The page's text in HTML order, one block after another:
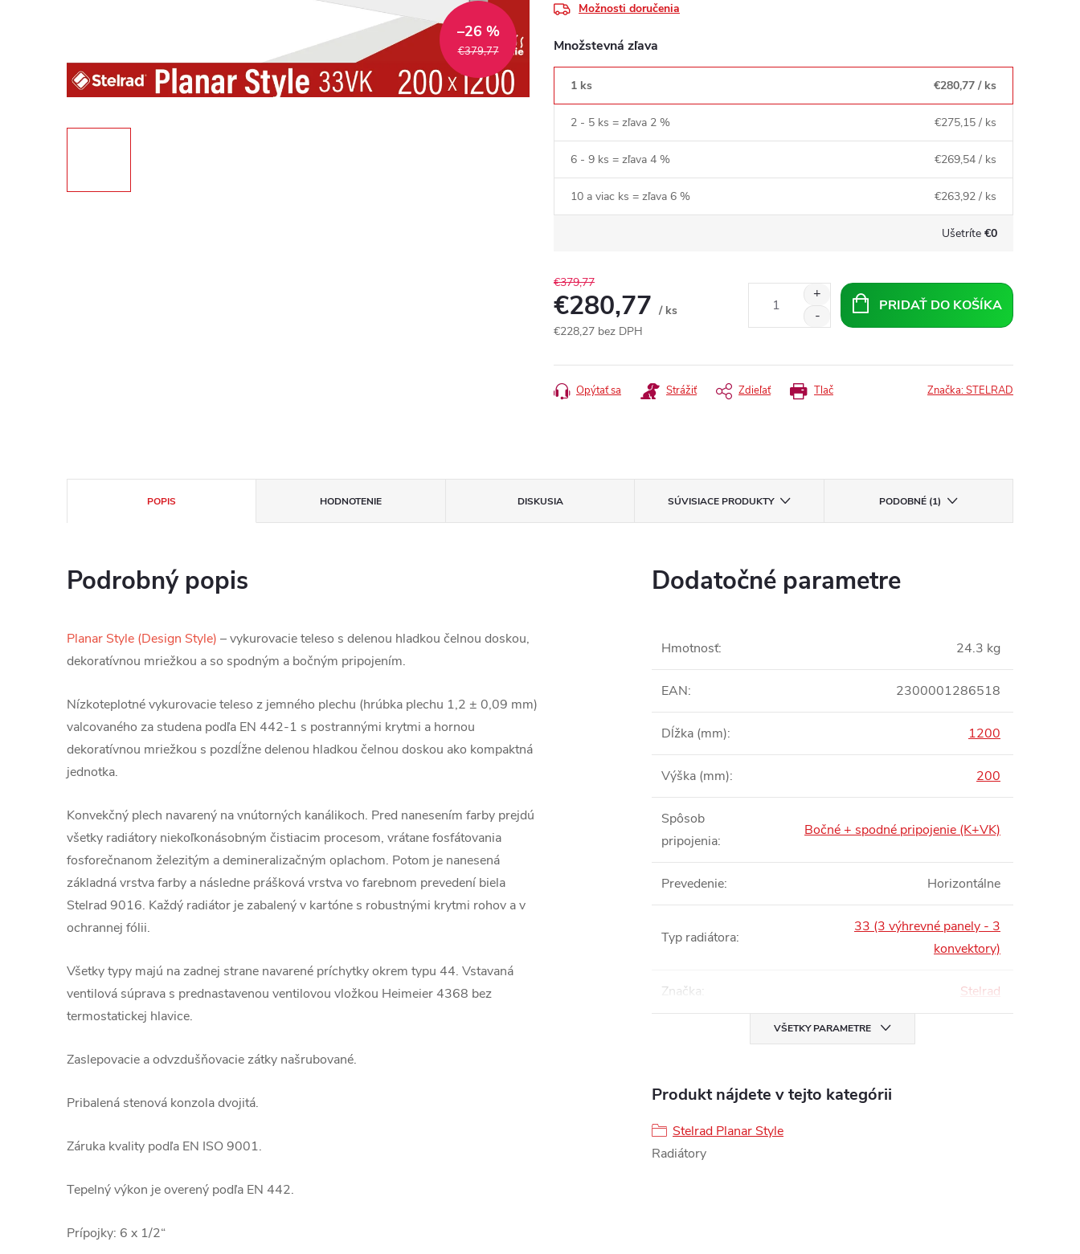
€379,77
–26 %
Možnosti doručenia
Množstevná zľava
1 ks €280,77 / ks
2 - 5 ks = zľava 2 % €275,15 / ks
6 - 9 ks = zľava 4 % €269,54 / ks
10 a viac ks = zľava 6 % €263,92 / ks
Ušetríte €0
€379,77
€280,77 / ks
€228,27 bez DPH
cena:
PRIDAŤ DO KOŠÍKA
Tlač
Opýtať sa Strážiť Zdieľať Značka:STELRAD
POPIS HODNOTENIE DISKUSIA SÚVISIACE PRODUKTY PODOBNÉ (1)
Podrobný popis
Planar Style (Design Style) – vykurovacie teleso s delenou hladkou čelnou doskou,
dekoratívnou mriežkou a so spodným a bočným pripojením.
Nízkoteplotné vykurovacie teleso z jemného plechu (hrúbka plechu 1,2 ± 0,09 mm)
valcovaného za studena podľa EN 442-1 s postrannými krytmi a hornou
dekoratívnou mriežkou s pozdĺžne delenou hladkou čelnou doskou ako kompaktná
jednotka.
Konvekčný plech navarený na vnútorných kanálikoch. Pred nanesením farby prejdú
všetky radiátory niekoľkonásobným čistiacim procesom, vrátane fosfátovania
fosforečnanom železitým a demineralizačným oplachom. Potom je nanesená
základná vrstva farby a následne prášková vrstva vo farebnom prevedení biela
Stelrad 9016. Každý radiátor je zabalený v kartóne s robustnými krytmi rohov a v
ochrannej fólii.
Všetky typy majú na zadnej strane navarené príchytky okrem typu 44. Vstavaná
ventilová súprava s prednastavenou ventilovou vložkou Heimeier 4368 bez
termostatickej hlavice.
Zaslepovacie a odvzdušňovacie zátky našrubované.
Pribalená stenová konzola dvojitá.
Záruka kvality podľa EN ISO 9001.
Tepelný výkon je overený podľa EN 442.
Prípojky: 6 x 1/2“
Dodatočné parametre
Hmotnosť: 24.3 kg
EAN: 2300001286518
Dĺžka (mm): 1200
Výška (mm): 200
Spôsob
pripojenia:
Bočné + spodné pripojenie (K+VK)
Prevedenie: Horizontálne
Typ radiátora:
33 (3 výhrevné panely - 3
konvektory)
Značka: Stelrad
VŠETKY PARAMETRE
Produkt nájdete v tejto kategórii
Stelrad Planar Style
Radiátory